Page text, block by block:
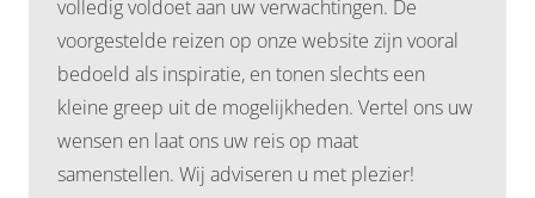
volledig voldoet aan uw verwachtingen. De
voorgestelde reizen op onze website zijn vooral
bedoeld als inspiratie, en tonen slechts een
kleine greep uit de mogelijkheden. Vertel ons uw
wensen en laat ons uw reis op maat
samenstellen. Wij adviseren u met plezier!